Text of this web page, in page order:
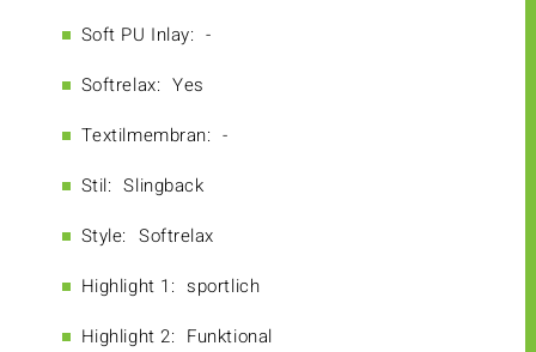
Soft PU Inlay: -
Softrelax: Yes
Textilmembran: -
Stil: Slingback
Style: Softrelax
Highlight 1: sportlich
Highlight 2: Funktional